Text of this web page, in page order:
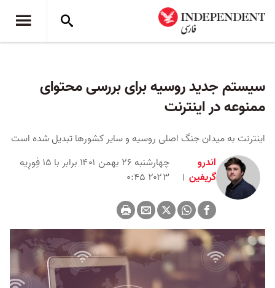
سیستم جدید روسیه برای بررسی محتوای
ممنوعه در اینترنت
اینترنت به میدان جنگ اصلی روسیه و سایر کشورها تبدیل شده است
اندرو
گریفین
چهارشنبه ۲۶ بهمن ۱۴۰۱ برابر با ۱۵ فِورِیه
۲۰۲۳ ۰:۴۵